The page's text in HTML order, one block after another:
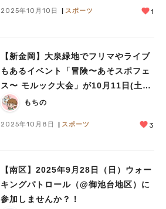
2025年10月10日 スポーツ 1
【新金岡】大泉緑地でフリマやライブ
もあるイベント「冒険〜あそスポフェ
ス〜 モルック大会」が10月11日(土)
～13日（月祝）開催！
もちの
2025年10月8日 スポーツ 3
【南区】2025年9月28日（日）ウォー
キングパトロール（@御池台地区）に
参加しませんか？！